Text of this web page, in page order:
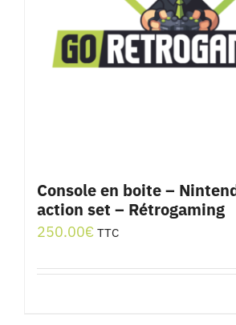
Console en boite –
action set – Rétrogaming
250.00€ TTC